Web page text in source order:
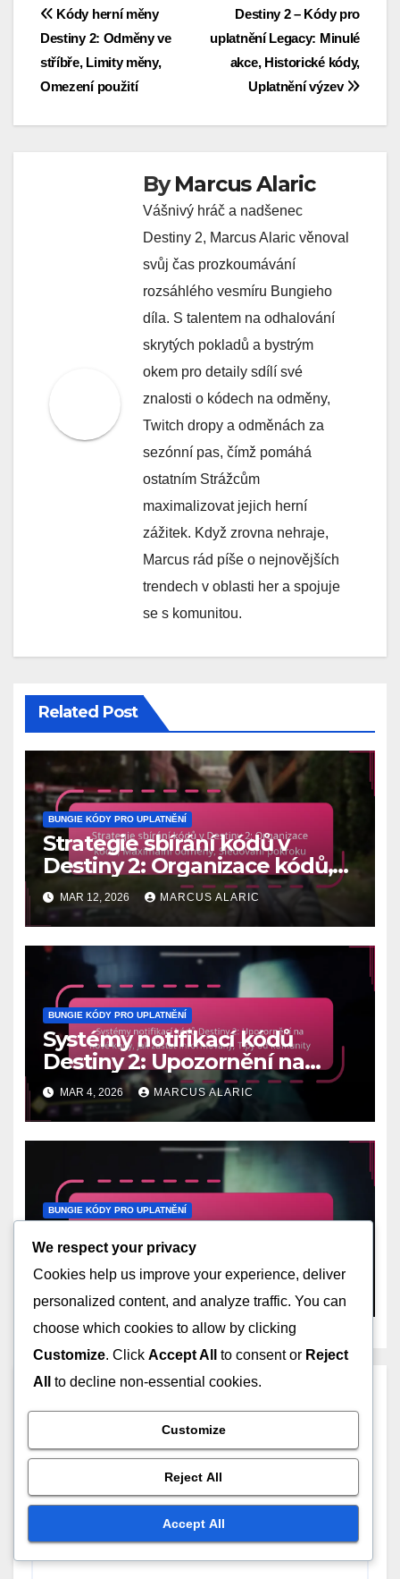
Post
navigation
Destiny 2 – Kódy pro
uplatnění Legacy: Minulé
akce, Historické kódy,
Uplatnění výzev
Kódy herní měny
Destiny 2: Odměny ve
stříbře, Limity měny,
Omezení použití
ByMarcus Alaric
Vášnivý hráč a nadšenec
Destiny 2, Marcus Alaric věnoval
svůj čas prozkoumávání
rozsáhlého vesmíru Bungieho
díla. S talentem na odhalování
skrytých pokladů a bystrým
okem pro detaily sdílí své
znalosti o kódech na odměny,
Twitch dropy a odměnách za
sezónní pas, čímž pomáhá
ostatním Strážcům
maximalizovat jejich herní
zážitek. Když zrovna nehraje,
Marcus rád píše o nejnovějších
trendech v oblasti her a spojuje
se s komunitou.
Related Post
BUNGIE KÓDY PRO UPLATNĚNÍ
Strategie sbírání kódů v
Destiny 2: Organizace kódů,
Maximální odměny, Sledování
pokroku
MAR 12, 2026 MARCUS ALARIC
BUNGIE KÓDY PRO UPLATNĚNÍ
Systémy notifikací kódů
Destiny 2: Upozornění na
nové kódy, Jak zůstat
informovaný, Tipy od
komunity
MAR 4, 2026 MARCUS ALARIC
BUNGIE KÓDY PRO UPLATNĚNÍ
2: Unikátní předměty, Sezónní
témata, Způsoby uplatnění
Comment*
We respect your privacy
Cookies help us improve your experience, deliver
personalized content, and analyze traffic. You can
choose which cookies to allow by clicking
Customize. Click Accept All to consent or Reject
All
to decline non-essential cookies.
Customize
Reject All
Accept All